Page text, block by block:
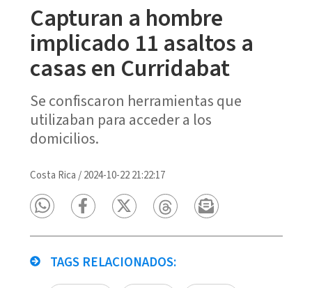
Capturan a hombre
implicado 11 asaltos a
casas en Curridabat
Se confiscaron herramientas que
utilizaban para acceder a los
domicilios.
Costa Rica /2024-10-22 21:22:17
TAGS RELACIONADOS: